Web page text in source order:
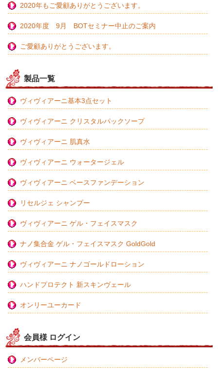
2020年もご愛顧ありがとうございます。
2020年度 9月 BOTセミナー中止のご案内
ご愛顧ありがとうございます。
製品一覧
ヴィヴィアーニ基本3点セット
ヴィヴィアーニ クリスタルパックソープ
ヴィヴィアーニ 肌真水
ヴィヴィアーニ ウォータージェル
ヴィヴィアーニ ベースファンデーション
リセルジェ シャンプー
ヴィヴィアーニ ゲル・フェイスマスク
ナノ集合金 ゲル・フェイスマスク GoldGold
ヴィヴィアーニ ナノゴールドローション
ハンドプロテクト 新スキンヴェール
オンリーユーカード
会員様 ログイン
メンバーページ